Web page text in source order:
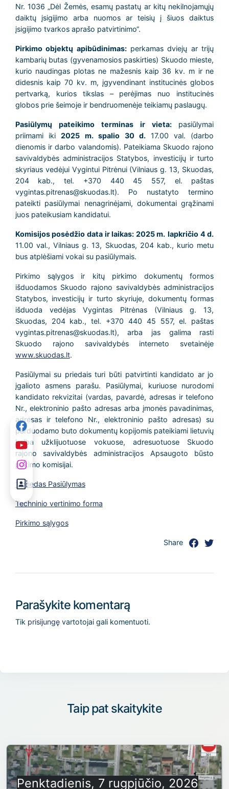
Nr. 1036 „Dėl Žemės, esamų pastatų ar kitų nekilnojamųjų
daiktų įsigijimo arba nuomos ar teisių į šiuos daiktus
įsigijimo tvarkos aprašo patvirtinimo“.
Pirkimo objektų apibūdinimas:perkamas dviejų ar trijų
kambarių butas (gyvenamosios paskirties) Skuodo mieste,
kurio naudingas plotas ne mažesnis kaip 36 kv. m ir ne
didesnis kaip 70 kv. m, įgyvendinant institucinės globos
pertvarką, kurios tikslas – perėjimas nuo institucinės
globos prie šeimoje ir bendruomenėje teikiamų paslaugų.
Pasiūlymų pateikimo terminas ir vieta: pasiūlymai
priimami iki2025 m. spalio 30 d. 17.00 val. (darbo
dienomis ir darbo valandomis). Pateikiama Skuodo rajono
savivaldybės administracijos Statybos, investicijų ir turto
skyriaus vedėjui Vygintui Pitrėnui (Vilniaus g. 13, Skuodas,
204 kab., tel. +370 440 45 557, el. paštas
vygintas.pitrenas@skuodas.lt). Po nustatyto termino
pateikti pasiūlymai nenagrinėjami, dokumentai grąžinami
juos pateikusiam kandidatui.
Komisijos posėdžio data ir laikas: 2025 m. lapkričio 4 d.
11.00 val., Vilniaus g. 13, Skuodas, 204 kab., kurio metu
bus atplėšiami vokai su pasiūlymais.
Pirkimo sąlygos ir kitų pirkimo dokumentų formos
išduodamos Skuodo rajono savivaldybės administracijos
Statybos, investicijų ir turto skyriuje, dokumentų formas
išduoda vedėjas Vygintas Pitrėnas (Vilniaus g. 13,
Skuodas, 204 kab., tel. +370 440 45 557, el. paštas
vygintas.pitrenas@skuodas.lt), arba jas galima rasti
Skuodo rajono savivaldybės interneto svetainėje
www.skuodas.lt.
Pasiūlymai su priedais turi būti patvirtinti kandidato ar jo
įgalioto asmens parašu. Pasiūlymai, kuriuose nurodomi
kandidato rekvizitai (vardas, pavardė, adresas ir telefono
Nr., elektroninio pašto adresas arba įmonės pavadinimas,
adresas ir telefono Nr., elektroninio pašto adresas) su
parduodamo buto dokumentų kopijomis pateikiami lietuvių
kalba užklijuotuose vokuose, adresuotuose Skuodo
rajono savivaldybės administracijos Apsaugoto būsto
pirkimo komisijai.
1 priedas Pasiūlymas
Techninio vertinimo forma
Pirkimo sąlygos
Share
Parašykite komentarą
Tik prisijungęvartotojai gali komentuoti.
Taip pat skaitykite
Penktadienis, 7 rugpjūčio, 2026